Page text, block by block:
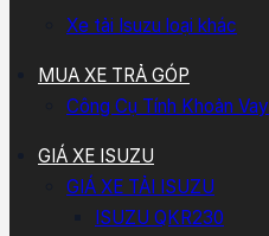
Xe tải Isuzu loại khác
MUA XE TRẢ GÓP
Công Cụ Tính Khoản Vay
GIÁ XE ISUZU
GIÁ XE TẢI ISUZU
ISUZU QKR230